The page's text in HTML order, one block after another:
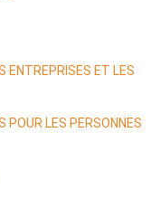
ENTREPRISES ET LES
POUR LES PERSONNES